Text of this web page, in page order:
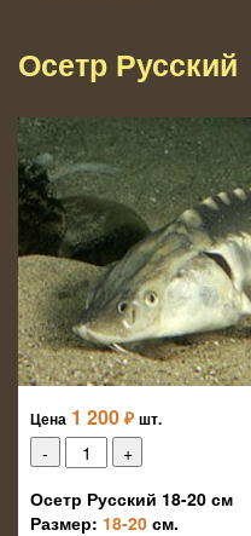
Осетр Русский
Цена 1 200 ₽ шт.
Осетр Русский 18-20 см
Размер: 18-20 см.